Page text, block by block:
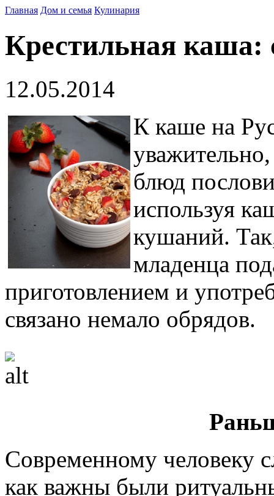
Главная Дом и семья Кулинария
Крестильная каша:
12.05.2014
К каше на
блюд
используя
кушаний.
младенца
приготовлением и
связано немало обрядов.
Современному человеку
как важны были